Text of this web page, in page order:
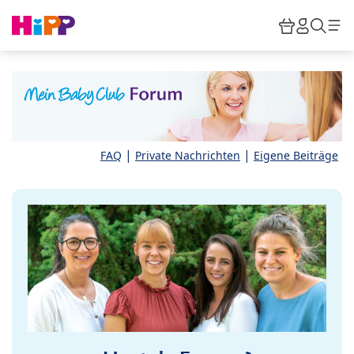
HiPP
FAQ | Private Nachrichten | Eigene Beiträge